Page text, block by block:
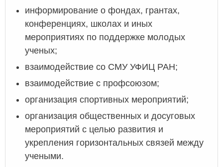
информирование о фондах, грантах,
конференциях, школах и иных
мероприятиях по поддержке молодых
ученых;
взаимодействие со СМУ УФИЦ РАН;
взаимодействие с профсоюзом;
организация спортивных мероприятий;
организация общественных и досуговых
мероприятий с целью развития и
укрепления горизонтальных связей между
учеными.